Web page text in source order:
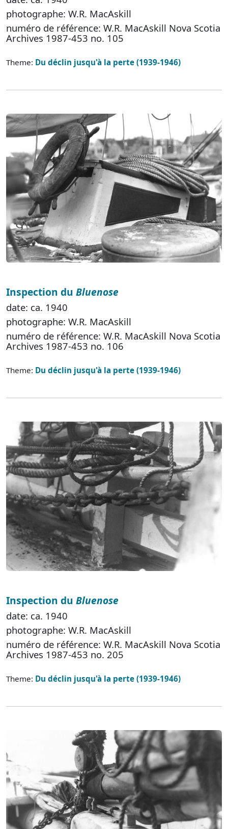
photographe: W.R. MacAskill
numéro de référence: W.R. MacAskill Nova Scotia
Archives 1987-453 no. 105
Theme: Du déclin jusqu'à la perte (1939-1946)
Inspection du Bluenose
date: ca. 1940
photographe: W.R. MacAskill
numéro de référence: W.R. MacAskill Nova Scotia
Archives 1987-453 no. 106
Theme: Du déclin jusqu'à la perte (1939-1946)
Inspection du Bluenose
date: ca. 1940
photographe: W.R. MacAskill
numéro de référence: W.R. MacAskill Nova Scotia
Archives 1987-453 no. 205
Theme: Du déclin jusqu'à la perte (1939-1946)